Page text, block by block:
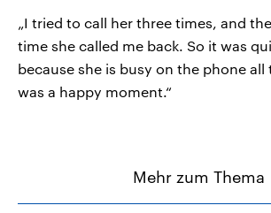
„I tried to call her three times, and
time she called me back. So it was
because she is busy on the phone
was a happy moment.“
Mehr zum Thema